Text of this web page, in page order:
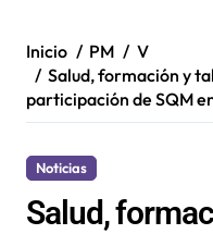
Inicio PM
V
Salud, formación y
participación de SQM
Noticias
Salud,